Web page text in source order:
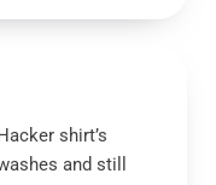
shirt’s
and still